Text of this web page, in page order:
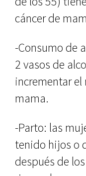
cáncer de
-Consumo de
2 vasos de
incrementar el
mama.
-Parto: las
tenido hijos o
después de